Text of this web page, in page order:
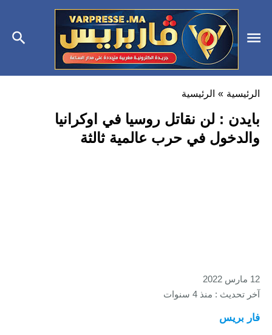
الرئيسية » الرئيسية
بايدن : لن نقاتل روسيا في اوكرانيا
والدخول في حرب عالمية ثالثة
12 مارس 2022
آخر تحديث : منذ 4 سنوات
فار بريس